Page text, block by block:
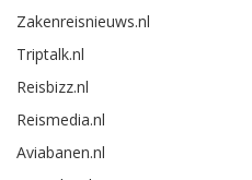
Zakenreisnieuws.nl
Triptalk.nl
Reisbizz.nl
Reismedia.nl
Aviabanen.nl